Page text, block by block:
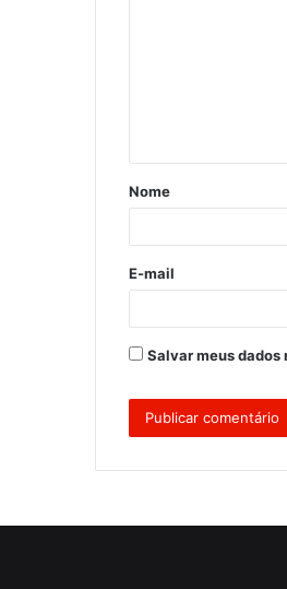
Nome
E-mail
Salvar meus dados